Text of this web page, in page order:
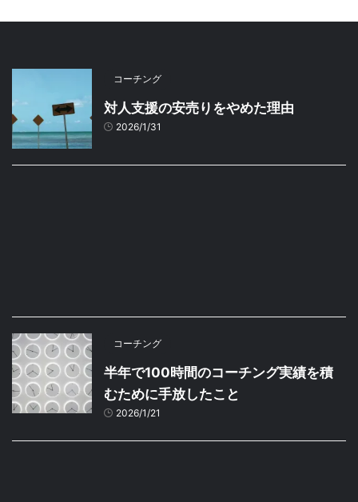
コーチング
対人支援の安売りをやめた理由
2026/1/31
コーチング
半年で100時間のコーチング実績を積
むために手放したこと
2026/1/21